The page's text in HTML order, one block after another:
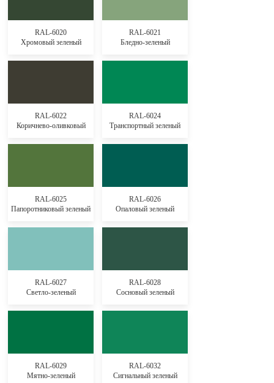
RAL-6020
Хромовый зеленый
RAL-6021
Бледно-зеленый
RAL-6022
Коричнево-оливковый
RAL-6024
Транспортный зеленый
RAL-6025
Папоротниковый зеленый
RAL-6026
Опаловый зеленый
RAL-6027
Светло-зеленый
RAL-6028
Сосновый зеленый
RAL-6029
Мятно-зеленый
RAL-6032
Сигнальный зеленый